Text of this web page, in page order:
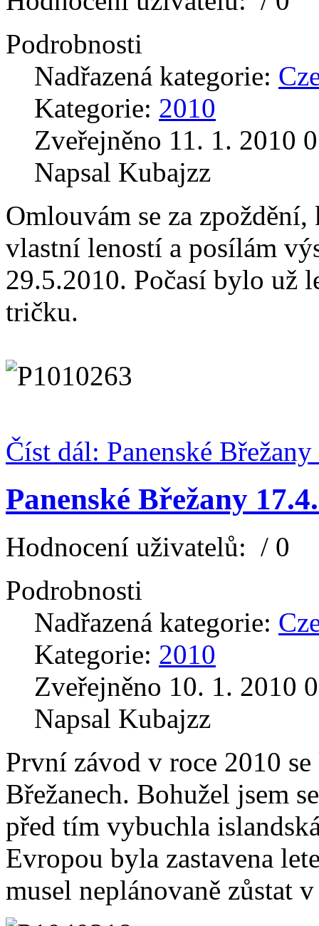
Podrobnosti
Nadřazená kategorie:
Kategorie: 2010
Zveřejněno 11. 1. 2010
Napsal Kubajzz
Omlouvám se za
vlastní leností a posílám
29.5.2010. Počasí bylo už
tričku.
Číst dál: Panenské
Panenské Břežany
Hodnocení uživatelů: / 0
Podrobnosti
Nadřazená kategorie:
Kategorie: 2010
Zveřejněno 10. 1. 2010
Napsal Kubajzz
První závod v roce 2010
Břežanech. Bohužel jsem
před tím vybuchla
Evropou byla zastavena
musel neplánovaně zůstat